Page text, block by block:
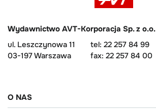
Wydawnictwo AVT-Korporacja Sp. z o.o.
ul. Leszczynowa 11
03-197 Warszawa
tel: 22 257 84 99
fax: 22 257 84 00
O NAS